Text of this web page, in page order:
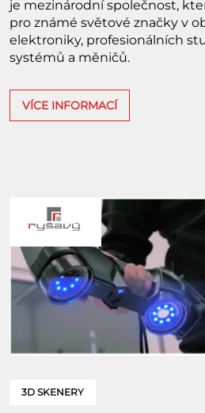
je mezinárodní společnost,
pro známé světové značky v
elektroniky, profesionálních
systémů a měničů.
VÍCE INFORMACÍ
3D SKENERY